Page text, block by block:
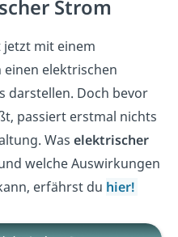
Strom
jetzt mit einem
einen elektrischen
darstellen. Doch bevor
passiert erstmal nichts
Was elektrischer
welche Auswirkungen
erfährst du hier!